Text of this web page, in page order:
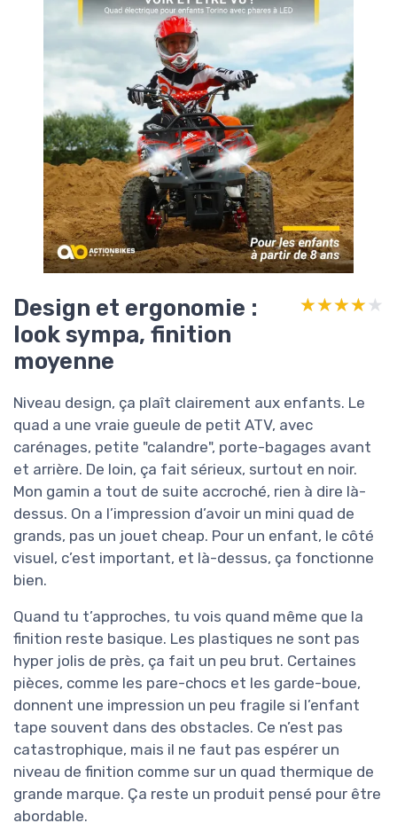
Design et ergonomie :
look sympa, finition
moyenne
★★★★★
★★★★★
Niveau design, ça plaît clairement aux enfants. Le
quad a une vraie gueule de petit ATV, avec
carénages, petite "calandre", porte-bagages avant
et arrière. De loin, ça fait sérieux, surtout en noir.
Mon gamin a tout de suite accroché, rien à dire là-
dessus. On a l’impression d’avoir un mini quad de
grands, pas un jouet cheap. Pour un enfant, le côté
visuel, c’est important, et là-dessus, ça fonctionne
bien.
Quand tu t’approches, tu vois quand même que la
finition reste basique. Les plastiques ne sont pas
hyper jolis de près, ça fait un peu brut. Certaines
pièces, comme les pare-chocs et les garde-boue,
donnent une impression un peu fragile si l’enfant
tape souvent dans des obstacles. Ce n’est pas
catastrophique, mais il ne faut pas espérer un
niveau de finition comme sur un quad thermique de
grande marque. Ça reste un produit pensé pour être
abordable.